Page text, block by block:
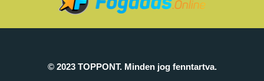
© 2023 TOPPONT. Minden jog fenntartva.